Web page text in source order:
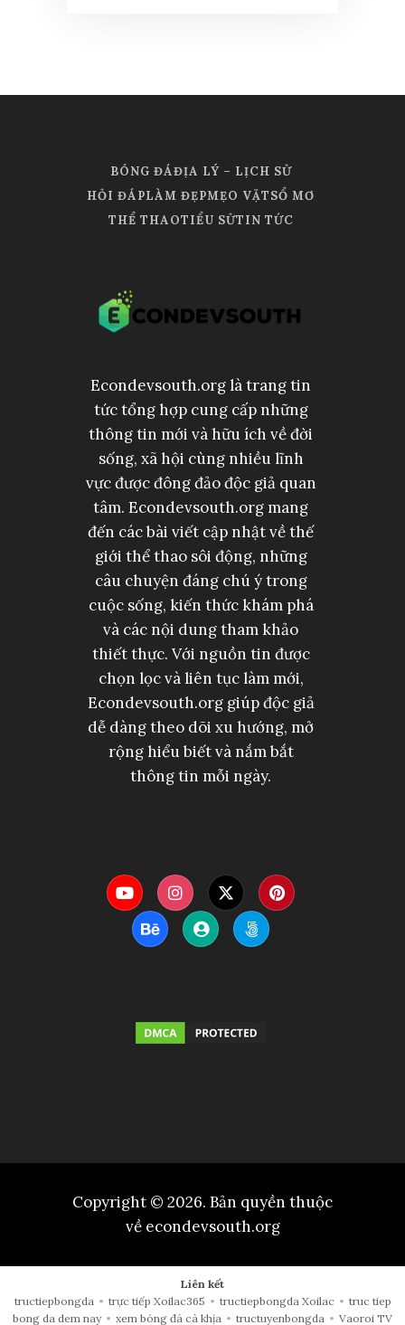
BÓNG ĐÁĐỊA LÝ – LỊCH SỬ
HỎI ĐÁPLÀM ĐẸPMẸO VẶTSỔ MƠ
THỂ THAOTIỂU SỬTIN TỨC
Econdevsouth.org là trang tin
tức tổng hợp cung cấp những
thông tin mới và hữu ích về đời
sống, xã hội cùng nhiều lĩnh
vực được đông đảo độc giả quan
tâm. Econdevsouth.org mang
đến các bài viết cập nhật về thế
giới thể thao sôi động, những
câu chuyện đáng chú ý trong
cuộc sống, kiến thức khám phá
và các nội dung tham khảo
thiết thực. Với nguồn tin được
chọn lọc và liên tục làm mới,
Econdevsouth.org giúp độc giả
dễ dàng theo dõi xu hướng, mở
rộng hiểu biết và nắm bắt
thông tin mỗi ngày.
Copyright © 2026. Bản quyền thuộc
về econdevsouth.org
Liên kết
tructiepbongda • trực tiếp Xoilac365 • tructiepbongda Xoilac • truc tiep
bong da dem nay • xem bóng đá cà khịa • tructuyenbongda • Vaoroi TV